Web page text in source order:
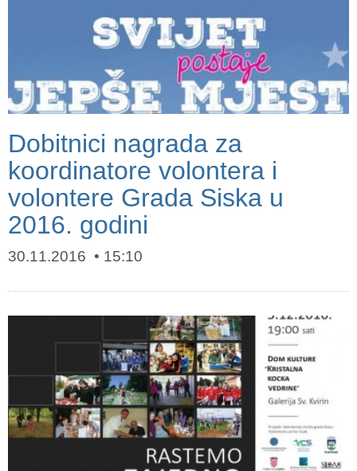
Dobitnici nagrada za
koordinatore volontera i
volontere Grada Siska u
2016. godini
30.11.2016 15:10